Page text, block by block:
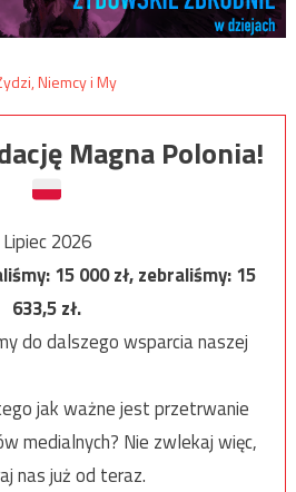
Magna Polonia!
Lipiec 2026
15 000zł, zebraliśmy:15
633,5zł.
do dalszego wsparcia naszej
jak ważne jest przetrwanie
medialnych? Nie zwlekaj więc,
nas już od teraz.